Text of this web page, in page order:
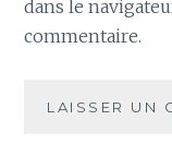
dans le
commentaire.